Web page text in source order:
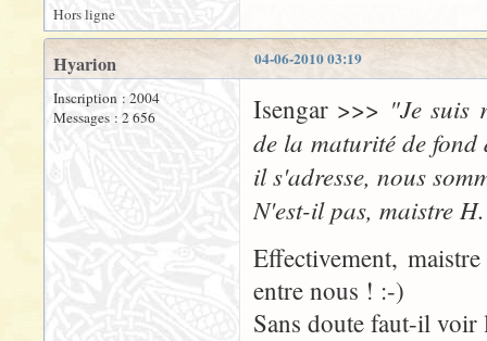
Hors ligne
04-06-2010 03:19
Hyarion
Inscription : 2004
Messages : 2 656
Isengar >>> "Je suis
de la maturité de
il s'adresse, nous
N'est-il pas, maistre
Effectivement,
entre nous ! :-)
Sans doute faut-il voir